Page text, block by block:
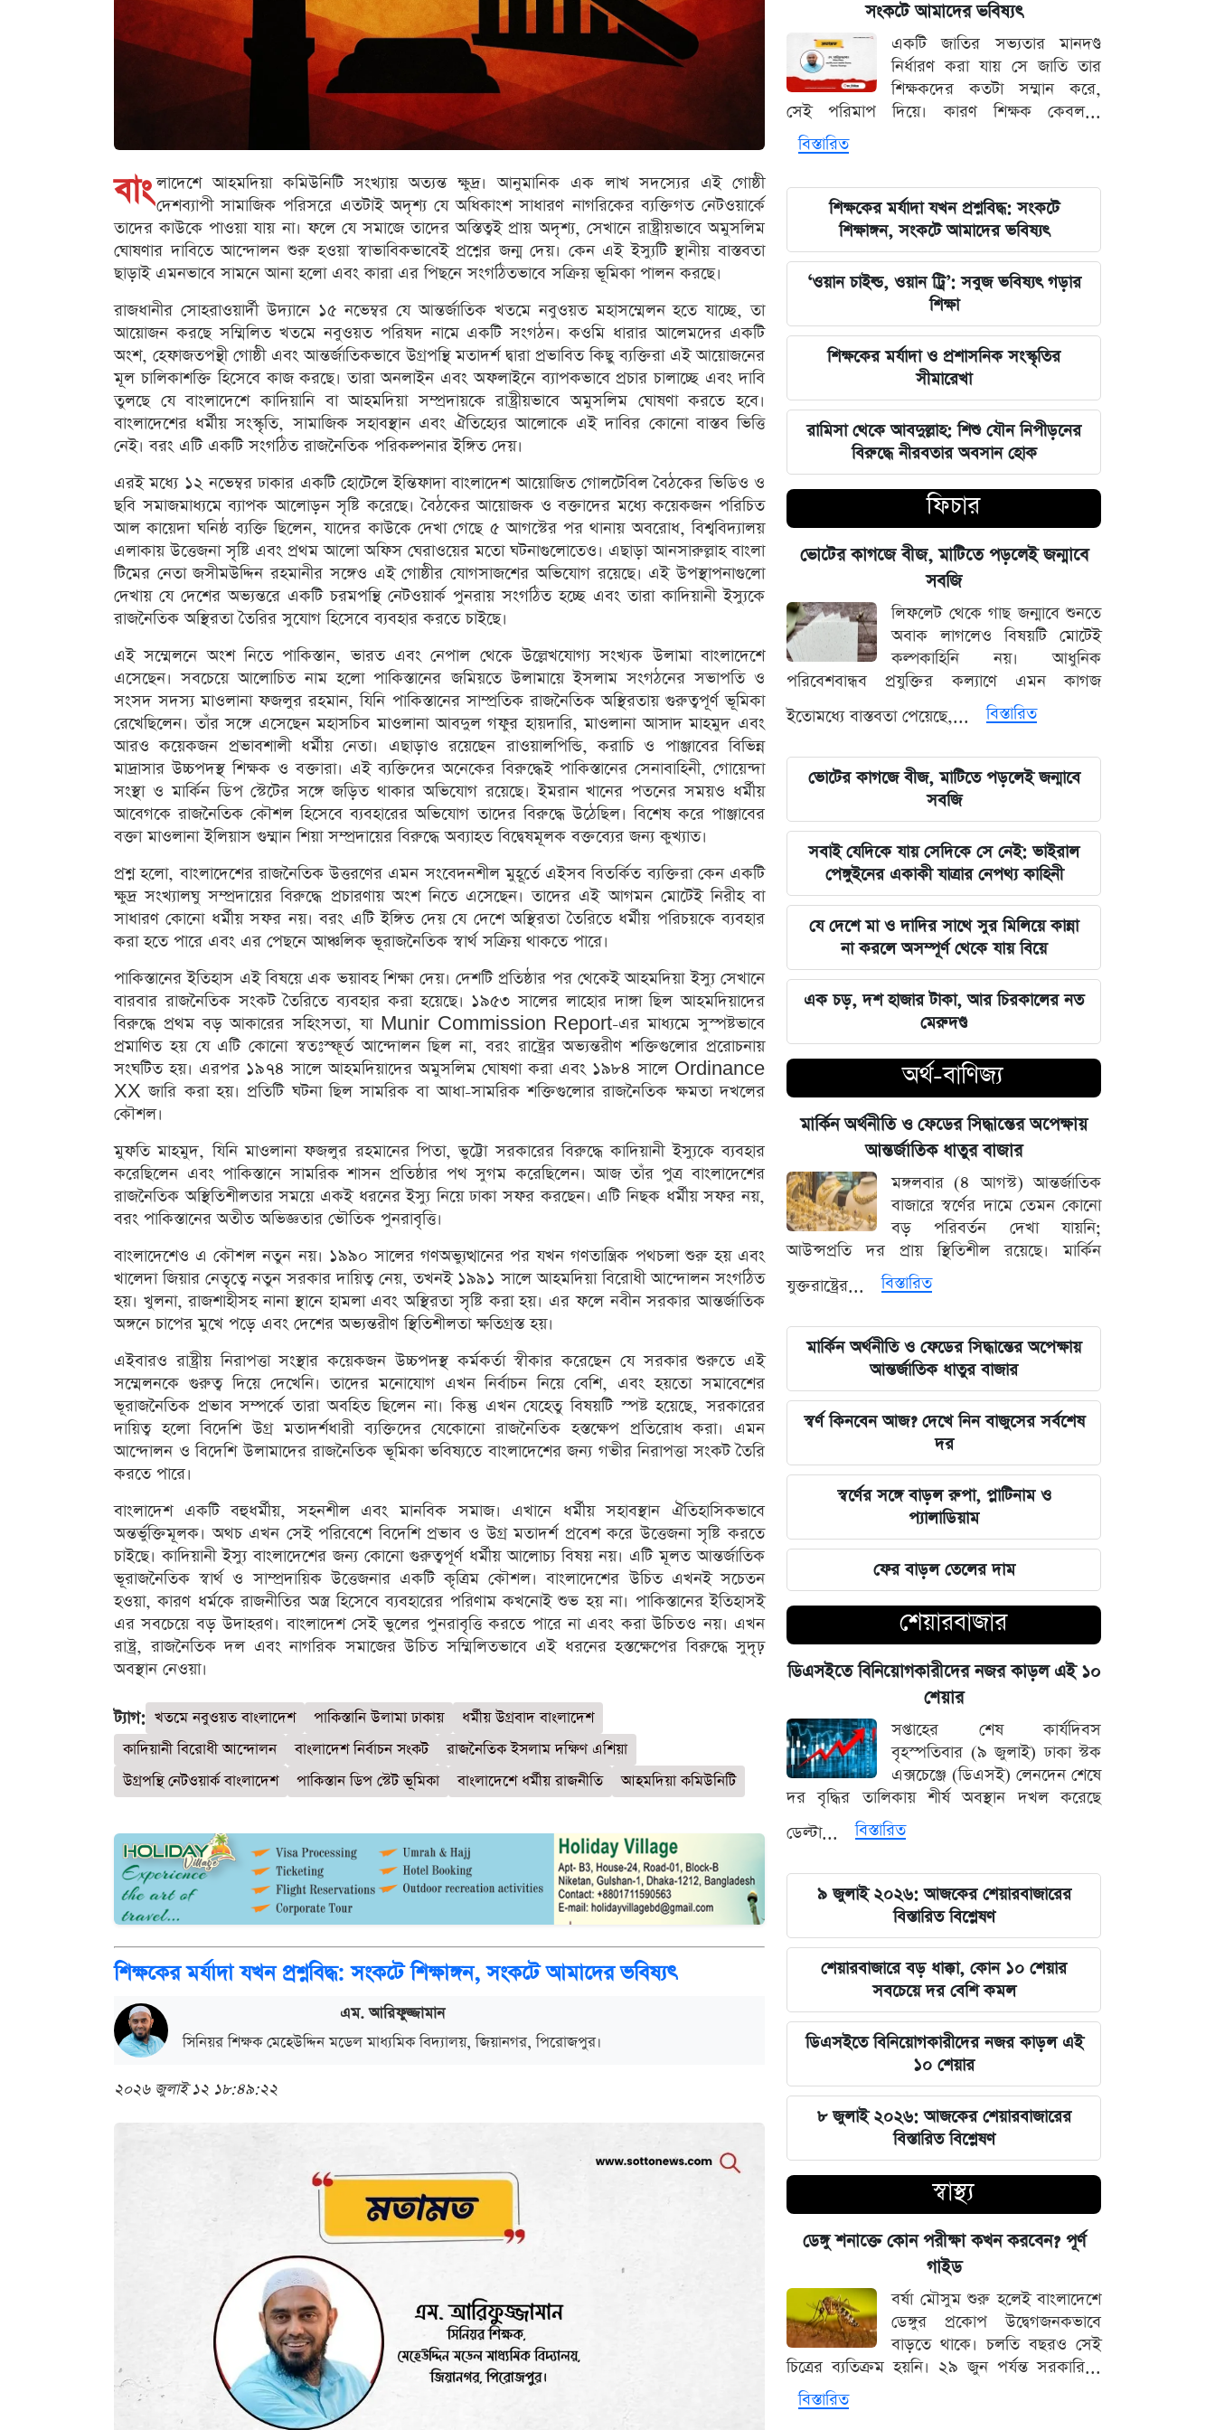
বাং লাদেশে আহমদিয়া কমিউনিটি সংখ্যায় অত্যন্ত ক্ষুদ্র। আনুমানিক এক লাখ সদস্যের এই গোষ্ঠী
দেশব্যাপী সামাজিক পরিসরে এতটাই অদৃশ্য যে অধিকাংশ সাধারণ নাগরিকের ব্যক্তিগত নেটওয়ার্কে
তাদের কাউকে পাওয়া যায় না। ফলে যে সমাজে তাদের অস্তিত্বই প্রায় অদৃশ্য, সেখানে রাষ্ট্রীয়ভাবে অমুসলিম
ঘোষণার দাবিতে আন্দোলন শুরু হওয়া স্বাভাবিকভাবেই প্রশ্নের জন্ম দেয়। কেন এই ইস্যুটি স্থানীয় বাস্তবতা
ছাড়াই এমনভাবে সামনে আনা হলো এবং কারা এর পিছনে সংগঠিতভাবে সক্রিয় ভূমিকা পালন করছে।
রাজধানীর সোহরাওয়ার্দী উদ্যানে ১৫ নভেম্বর যে আন্তর্জাতিক খতমে নবুওয়ত মহাসম্মেলন হতে যাচ্ছে, তা
আয়োজন করছে সম্মিলিত খতমে নবুওয়ত পরিষদ নামে একটি সংগঠন। কওমি ধারার আলেমদের একটি
অংশ, হেফাজতপন্থী গোষ্ঠী এবং আন্তর্জাতিকভাবে উগ্রপন্থি মতাদর্শ দ্বারা প্রভাবিত কিছু ব্যক্তিরা এই আয়োজনের
মূল চালিকাশক্তি হিসেবে কাজ করছে। তারা অনলাইন এবং অফলাইনে ব্যাপকভাবে প্রচার চালাচ্ছে এবং দাবি
তুলছে যে বাংলাদেশে কাদিয়ানি বা আহমদিয়া সম্প্রদায়কে রাষ্ট্রীয়ভাবে অমুসলিম ঘোষণা করতে হবে।
বাংলাদেশের ধর্মীয় সংস্কৃতি, সামাজিক সহাবস্থান এবং ঐতিহ্যের আলোকে এই দাবির কোনো বাস্তব ভিত্তি
নেই। বরং এটি একটি সংগঠিত রাজনৈতিক পরিকল্পনার ইঙ্গিত দেয়।
এরই মধ্যে ১২ নভেম্বর ঢাকার একটি হোটেলে ইন্তিফাদা বাংলাদেশ আয়োজিত গোলটেবিল বৈঠকের ভিডিও ও
ছবি সমাজমাধ্যমে ব্যাপক আলোড়ন সৃষ্টি করেছে। বৈঠকের আয়োজক ও বক্তাদের মধ্যে কয়েকজন পরিচিত
আল কায়েদা ঘনিষ্ঠ ব্যক্তি ছিলেন, যাদের কাউকে দেখা গেছে ৫ আগস্টের পর থানায় অবরোধ, বিশ্ববিদ্যালয়
এলাকায় উত্তেজনা সৃষ্টি এবং প্রথম আলো অফিস ঘেরাওয়ের মতো ঘটনাগুলোতেও। এছাড়া আনসারুল্লাহ বাংলা
টিমের নেতা জসীমউদ্দিন রহমানীর সঙ্গেও এই গোষ্ঠীর যোগসাজশের অভিযোগ রয়েছে। এই উপস্থাপনাগুলো
দেখায় যে দেশের অভ্যন্তরে একটি চরমপন্থি নেটওয়ার্ক পুনরায় সংগঠিত হচ্ছে এবং তারা কাদিয়ানী ইস্যুকে
রাজনৈতিক অস্থিরতা তৈরির সুযোগ হিসেবে ব্যবহার করতে চাইছে।
এই সম্মেলনে অংশ নিতে পাকিস্তান, ভারত এবং নেপাল থেকে উল্লেখযোগ্য সংখ্যক উলামা বাংলাদেশে
এসেছেন। সবচেয়ে আলোচিত নাম হলো পাকিস্তানের জমিয়তে উলামায়ে ইসলাম সংগঠনের সভাপতি ও
সংসদ সদস্য মাওলানা ফজলুর রহমান, যিনি পাকিস্তানের সাম্প্রতিক রাজনৈতিক অস্থিরতায় গুরুত্বপূর্ণ ভূমিকা
রেখেছিলেন। তাঁর সঙ্গে এসেছেন মহাসচিব মাওলানা আবদুল গফুর হায়দারি, মাওলানা আসাদ মাহমুদ এবং
আরও কয়েকজন প্রভাবশালী ধর্মীয় নেতা। এছাড়াও রয়েছেন রাওয়ালপিন্ডি, করাচি ও পাঞ্জাবের বিভিন্ন
মাদ্রাসার উচ্চপদস্থ শিক্ষক ও বক্তারা। এই ব্যক্তিদের অনেকের বিরুদ্ধেই পাকিস্তানের সেনাবাহিনী, গোয়েন্দা
সংস্থা ও মার্কিন ডিপ স্টেটের সঙ্গে জড়িত থাকার অভিযোগ রয়েছে। ইমরান খানের পতনের সময়ও ধর্মীয়
আবেগকে রাজনৈতিক কৌশল হিসেবে ব্যবহারের অভিযোগ তাদের বিরুদ্ধে উঠেছিল। বিশেষ করে পাঞ্জাবের
বক্তা মাওলানা ইলিয়াস গুম্মান শিয়া সম্প্রদায়ের বিরুদ্ধে অব্যাহত বিদ্বেষমূলক বক্তব্যের জন্য কুখ্যাত।
প্রশ্ন হলো, বাংলাদেশের রাজনৈতিক উত্তরণের এমন সংবেদনশীল মুহূর্তে এইসব বিতর্কিত ব্যক্তিরা কেন একটি
ক্ষুদ্র সংখ্যালঘু সম্প্রদায়ের বিরুদ্ধে প্রচারণায় অংশ নিতে এসেছেন। তাদের এই আগমন মোটেই নিরীহ বা
সাধারণ কোনো ধর্মীয় সফর নয়। বরং এটি ইঙ্গিত দেয় যে দেশে অস্থিরতা তৈরিতে ধর্মীয় পরিচয়কে ব্যবহার
করা হতে পারে এবং এর পেছনে আঞ্চলিক ভূরাজনৈতিক স্বার্থ সক্রিয় থাকতে পারে।
পাকিস্তানের ইতিহাস এই বিষয়ে এক ভয়াবহ শিক্ষা দেয়। দেশটি প্রতিষ্ঠার পর থেকেই আহমদিয়া ইস্যু সেখানে
বারবার রাজনৈতিক সংকট তৈরিতে ব্যবহার করা হয়েছে। ১৯৫৩ সালের লাহোর দাঙ্গা ছিল আহমদিয়াদের
বিরুদ্ধে প্রথম বড় আকারের সহিংসতা, যা Munir Commission Report-এর মাধ্যমে সুস্পষ্টভাবে
প্রমাণিত হয় যে এটি কোনো স্বতঃস্ফূর্ত আন্দোলন ছিল না, বরং রাষ্ট্রের অভ্যন্তরীণ শক্তিগুলোর প্ররোচনায়
সংঘটিত হয়। এরপর ১৯৭৪ সালে আহমদিয়াদের অমুসলিম ঘোষণা করা এবং ১৯৮৪ সালে Ordinance
XX জারি করা হয়। প্রতিটি ঘটনা ছিল সামরিক বা আধা-সামরিক শক্তিগুলোর রাজনৈতিক ক্ষমতা দখলের
কৌশল।
মুফতি মাহমুদ, যিনি মাওলানা ফজলুর রহমানের পিতা, ভুট্টো সরকারের বিরুদ্ধে কাদিয়ানী ইস্যুকে ব্যবহার
করেছিলেন এবং পাকিস্তানে সামরিক শাসন প্রতিষ্ঠার পথ সুগম করেছিলেন। আজ তাঁর পুত্র বাংলাদেশের
রাজনৈতিক অস্থিতিশীলতার সময়ে একই ধরনের ইস্যু নিয়ে ঢাকা সফর করছেন। এটি নিছক ধর্মীয় সফর নয়,
বরং পাকিস্তানের অতীত অভিজ্ঞতার ভৌতিক পুনরাবৃত্তি।
বাংলাদেশেও এ কৌশল নতুন নয়। ১৯৯০ সালের গণঅভ্যুত্থানের পর যখন গণতান্ত্রিক পথচলা শুরু হয় এবং
খালেদা জিয়ার নেতৃত্বে নতুন সরকার দায়িত্ব নেয়, তখনই ১৯৯১ সালে আহমদিয়া বিরোধী আন্দোলন সংগঠিত
হয়। খুলনা, রাজশাহীসহ নানা স্থানে হামলা এবং অস্থিরতা সৃষ্টি করা হয়। এর ফলে নবীন সরকার আন্তর্জাতিক
অঙ্গনে চাপের মুখে পড়ে এবং দেশের অভ্যন্তরীণ স্থিতিশীলতা ক্ষতিগ্রস্ত হয়।
এইবারও রাষ্ট্রীয় নিরাপত্তা সংস্থার কয়েকজন উচ্চপদস্থ কর্মকর্তা স্বীকার করেছেন যে সরকার শুরুতে এই
সম্মেলনকে গুরুত্ব দিয়ে দেখেনি। তাদের মনোযোগ এখন নির্বাচন নিয়ে বেশি, এবং হয়তো সমাবেশের
ভূরাজনৈতিক প্রভাব সম্পর্কে তারা অবহিত ছিলেন না। কিন্তু এখন যেহেতু বিষয়টি স্পষ্ট হয়েছে, সরকারের
দায়িত্ব হলো বিদেশি উগ্র মতাদর্শধারী ব্যক্তিদের যেকোনো রাজনৈতিক হস্তক্ষেপ প্রতিরোধ করা। এমন
আন্দোলন ও বিদেশি উলামাদের রাজনৈতিক ভূমিকা ভবিষ্যতে বাংলাদেশের জন্য গভীর নিরাপত্তা সংকট তৈরি
করতে পারে।
বাংলাদেশ একটি বহুধর্মীয়, সহনশীল এবং মানবিক সমাজ। এখানে ধর্মীয় সহাবস্থান ঐতিহাসিকভাবে
অন্তর্ভুক্তিমূলক। অথচ এখন সেই পরিবেশে বিদেশি প্রভাব ও উগ্র মতাদর্শ প্রবেশ করে উত্তেজনা সৃষ্টি করতে
চাইছে। কাদিয়ানী ইস্যু বাংলাদেশের জন্য কোনো গুরুত্বপূর্ণ ধর্মীয় আলোচ্য বিষয় নয়। এটি মূলত আন্তর্জাতিক
ভূরাজনৈতিক স্বার্থ ও সাম্প্রদায়িক উত্তেজনার একটি কৃত্রিম কৌশল। বাংলাদেশের উচিত এখনই সচেতন
হওয়া, কারণ ধর্মকে রাজনীতির অস্ত্র হিসেবে ব্যবহারের পরিণাম কখনোই শুভ হয় না। পাকিস্তানের ইতিহাসই
এর সবচেয়ে বড় উদাহরণ। বাংলাদেশ সেই ভুলের পুনরাবৃত্তি করতে পারে না এবং করা উচিতও নয়। এখন
রাষ্ট্র, রাজনৈতিক দল এবং নাগরিক সমাজের উচিত সম্মিলিতভাবে এই ধরনের হস্তক্ষেপের বিরুদ্ধে সুদৃঢ়
অবস্থান নেওয়া।
ট্যাগ: খতমে নবুওয়ত বাংলাদেশ পাকিস্তানি উলামা ঢাকায়
ধর্মীয় উগ্রবাদ বাংলাদেশ
কাদিয়ানী বিরোধী আন্দোলন
বাংলাদেশ নির্বাচন সংকট
রাজনৈতিক ইসলাম দক্ষিণ এশিয়া
উগ্রপন্থি নেটওয়ার্ক বাংলাদেশ
পাকিস্তান ডিপ স্টেট ভূমিকা বাংলাদেশে ধর্মীয় রাজনীতি আহমদিয়া কমিউনিটি
শিক্ষকের মর্যাদা যখন প্রশ্নবিদ্ধ: সংকটে শিক্ষাঙ্গন, সংকটে আমাদের ভবিষ্যৎ
এম. আরিফুজ্জামান
সিনিয়র শিক্ষক মেহেউদ্দিন মডেল মাধ্যমিক বিদ্যালয়, জিয়ানগর, পিরোজপুর।
২০২৬ জুলাই ১২ ১৮:৪৯:২২
বলছে সিএনএন
সালমানের অবয়ব পরিবর্তনের আসল কারণ
ও ষাটোর্ধ্বদের ওজন কমানোর সঠিক নিয়ম
৫ আগস্ট বিজয়ের দিন, ভিন্নমত যেন
রহমান
নিজস্ব অর্থায়নে খালের ওপর বাঁশের সাঁকো
বানিয়ে দিলেন ইউপি চেয়ারম্যান পদপ্রার্থী
শেখ আলমগীর
কেন্দ্রীয় নির্বাহী কমিটির বৈঠকে মঞ্জুরুল
আহসান মুন্সীর উপস্থিতি ঘিরে চাঙ্গা দেবিদ্বার
বিএনপি
ফটিকছড়িতে ব্যবসায়ীকে হত্যাচেষ্টাসহ
একাধিক মামলার আসামি আজম নুর গ্রেপ্তার
দেশের ১২ জেলার জন্য দুঃসংবাদ, নদ-
নদীর পানি নিয়ে নতুন উদ্বেগ
প্রশাসনিক সংকট ও আন্তর্জাতিক চাপ:
ট্রাম্পের বড় রাজনৈতিক ধাক্কা
৩৪ বছর বয়সে আইপিএল খেলার স্বপ্ন, যে
বিপদে পড়লেন মোহাম্মদ আমির
পদত্যাগের হুমকি দিলে সরাসরি গ্রহণের
ইরান
৫ আগস্ট ঘিরে সারা দেশে কঠোর নজরদারি,
মাঠে নামানো হয়েছে একাধিক গোয়েন্দা দল
বাদ পড়ছে ৭ মার্চের ভাষণ ও বঙ্গবন্ধুর
প্রতিকৃতি টাঙানোর বাধ্যবাধকতা
সৌদি আরবের সাথে কৌশলগত দীর্ঘমেয়াদি
সম্পর্ক চান প্রধানমন্ত্রী তারেক রহমান
মার্কিন অর্থনীতি ও ফেডের সিদ্ধান্তের
অপেক্ষায় আন্তর্জাতিক ধাতুর বাজার
শেখ হাসিনার বক্তব্য প্রচারের আয়োজনে
সম্পৃক্ততা নেই দিল্লির: রণধীর জয়সোয়াল
সিট দখল ঘিরে আলিয়া মাদ্রাসায় ছাত্রদল-
শিবির রক্তক্ষয়ী সংঘর্ষ
মঙ্গলবারের পাঁচ ওয়াক্ত নামাজের সময়সূচি
স্বর্ণ কিনবেন আজ? দেখে নিন বাজুসের
সর্বশেষ দর
৫ আগস্ট সব শিক্ষাপ্রতিষ্ঠানে বিশেষ
কর্মসূচির নির্দেশ
স্বর্ণের সঙ্গে বাড়ল রুপা, প্লাটিনাম ও
প্যালাডিয়াম
আজ মঙ্গলবার বন্ধ যেসব মার্কেট, বের
হওয়ার আগে দেখুন
ফের বাড়ল তেলের দাম
শেখ হাসিনা ইস্যুতে ভারতকেই অবস্থান স্পষ্ট
করতে হবে: শামা ওবায়েদ
শেষ মুহূর্তে ইউক্রেনে হামলা থামাল ইরান,
কেন?
সন্তানকে সম্পত্তি দিলেও কাড়তে পারবে না
অধিকার: সম্পত্তি হস্তান্তর আইনের নতুন
জীবনহানি এড়াতে ট্রাম্পের নতুন কৌশল:
হরমুজ প্রণালি নিয়ে কী চুক্তি হতে যাচ্ছে?
বিদ্যুৎ বিল নিয়ে রটনা নাকি সত্য? নতুন
বিজ্ঞপ্তিতে যা জানাল মন্ত্রণালয়
মঙ্গলবার সকালে বিদ্যুৎহীন থাকছে যেসব
এলাকা
শতাধিক মানুষের মাঝে গোল্ডেন
ডায়াগনস্টিক সেন্টারের বিনামূল্যে চশমা
বিতরণ।
সমকামিতা কি মানসিক ব্যাধি? আন্তর্জাতিক
সংস্থাগুলোর মতামত
সেপ্টেম্বরের মেগা টুর্নামেন্টে বড় চমক:
কাকে উড়িয়ে আনা হচ্ছে ঢাকায়?
ভারতের পূর্ব সীমান্তে ২৫০টি চিনা
হাউইটজার মোতায়েন করল পাকিস্তান
নবম পে-স্কেল বাস্তবায়নে দেরি হওয়ার
সংকটে আমাদের ভবিষ্যৎ
একটি জাতির সভ্যতার মানদণ্ড
নির্ধারণ করা যায় সে জাতি তার
শিক্ষকদের কতটা সম্মান করে,
সেই পরিমাপ দিয়ে। কারণ শিক্ষক কেবল...
বিস্তারিত
শিক্ষকের মর্যাদা যখন প্রশ্নবিদ্ধ: সংকটে
শিক্ষাঙ্গন, সংকটে আমাদের ভবিষ্যৎ
‘ওয়ান চাইল্ড, ওয়ান ট্রি’: সবুজ ভবিষ্যৎ গড়ার
শিক্ষা
শিক্ষকের মর্যাদা ও প্রশাসনিক সংস্কৃতির
সীমারেখা
রামিসা থেকে আবদুল্লাহ: শিশু যৌন নিপীড়নের
বিরুদ্ধে নীরবতার অবসান হোক
ফিচার
ভোটের কাগজে বীজ, মাটিতে পড়লেই জন্মাবে
সবজি
লিফলেট থেকে গাছ জন্মাবে শুনতে
অবাক লাগলেও বিষয়টি মোটেই
কল্পকাহিনি নয়। আধুনিক
পরিবেশবান্ধব প্রযুক্তির কল্যাণে এমন কাগজ
ইতোমধ্যে বাস্তবতা পেয়েছে,...
বিস্তারিত
ভোটের কাগজে বীজ, মাটিতে পড়লেই জন্মাবে
সবজি
সবাই যেদিকে যায় সেদিকে সে নেই: ভাইরাল
পেঙ্গুইনের একাকী যাত্রার নেপথ্য কাহিনী
যে দেশে মা ও দাদির সাথে সুর মিলিয়ে কান্না
না করলে অসম্পূর্ণ থেকে যায় বিয়ে
এক চড়, দশ হাজার টাকা, আর চিরকালের নত
মেরুদণ্ড
অর্থ-বাণিজ্য
মার্কিন অর্থনীতি ও ফেডের সিদ্ধান্তের অপেক্ষায়
আন্তর্জাতিক ধাতুর বাজার
মঙ্গলবার (৪ আগস্ট) আন্তর্জাতিক
বাজারে স্বর্ণের দামে তেমন কোনো
বড় পরিবর্তন দেখা যায়নি;
আউন্সপ্রতি দর প্রায় স্থিতিশীল রয়েছে। মার্কিন
যুক্তরাষ্ট্রের...
বিস্তারিত
মার্কিন অর্থনীতি ও ফেডের সিদ্ধান্তের অপেক্ষায়
আন্তর্জাতিক ধাতুর বাজার
স্বর্ণ কিনবেন আজ? দেখে নিন বাজুসের সর্বশেষ
দর
স্বর্ণের সঙ্গে বাড়ল রুপা, প্লাটিনাম ও
প্যালাডিয়াম
ফের বাড়ল তেলের দাম
শেয়ারবাজার
ডিএসইতে বিনিয়োগকারীদের নজর কাড়ল এই ১০
শেয়ার
সপ্তাহের শেষ কার্যদিবস
বৃহস্পতিবার (৯ জুলাই) ঢাকা স্টক
এক্সচেঞ্জে (ডিএসই) লেনদেন শেষে
দর বৃদ্ধির তালিকায় শীর্ষ অবস্থান দখল করেছে
ডেল্টা...
বিস্তারিত
৯ জুলাই ২০২৬: আজকের শেয়ারবাজারের
বিস্তারিত বিশ্লেষণ
শেয়ারবাজারে বড় ধাক্কা, কোন ১০ শেয়ার
সবচেয়ে দর বেশি কমল
ডিএসইতে বিনিয়োগকারীদের নজর কাড়ল এই
১০ শেয়ার
৮ জুলাই ২০২৬: আজকের শেয়ারবাজারের
বিস্তারিত বিশ্লেষণ
স্বাস্থ্য
ডেঙ্গু শনাক্তে কোন পরীক্ষা কখন করবেন? পূর্ণ
গাইড
বর্ষা মৌসুম শুরু হলেই বাংলাদেশে
ডেঙ্গুর প্রকোপ উদ্বেগজনকভাবে
বাড়তে থাকে। চলতি বছরও সেই
চিত্রের ব্যতিক্রম হয়নি। ২৯ জুন পর্যন্ত সরকারি...
বিস্তারিত